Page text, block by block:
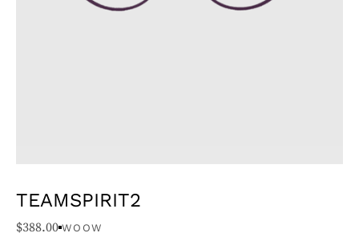
TEAMSPIRIT2
$388.00 WOOW